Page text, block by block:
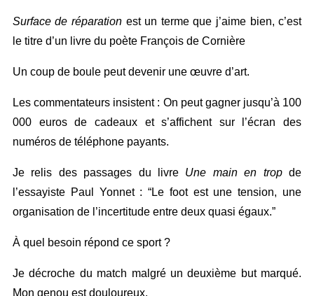
Surface de réparation est un terme que j’aime bien, c’est
le titre d’un livre du poète François de Cornière
Un coup de boule peut devenir une œuvre d’art.
Les commentateurs insistent : On peut gagner jusqu’à 100
000 euros de cadeaux et s’affichent sur l’écran des
numéros de téléphone payants.
Je relis des passages du livre Une main en tropde
l’essayiste Paul Yonnet : “Le foot est une tension, une
organisation de l’incertitude entre deux quasi égaux.”
À quel besoin répond ce sport ?
Je décroche du match malgré un deuxième but marqué.
Mon genou est douloureux.